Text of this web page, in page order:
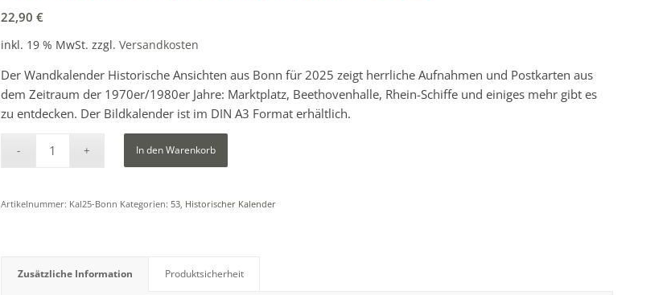
22,90€
inkl. 19 % MwSt. zzgl.Versandkosten
Der Wandkalender Historische Ansichten aus Bonn für 2025 zeigt herrliche Aufnahmen und Postkarten aus
dem Zeitraum der 1970er/1980er Jahre: Marktplatz, Beethovenhalle, Rhein-Schiffe und einiges mehr gibt es
zu entdecken. Der Bildkalender ist im DIN A3 Format erhältlich.
In den Warenkorb
Artikelnummer: Kal25-Bonn Kategorien: 53 Historischer Kalender
Zusätzliche Information Produktsicherheit